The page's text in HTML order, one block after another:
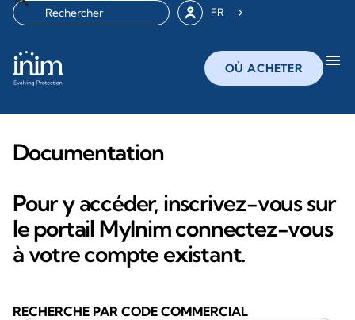
FR
OÙ ACHETER menu
Documentation
Pour y accéder, inscrivez-vous sur
le portail MyInim connectez-vous
à votre compte existant.
RECHERCHE PAR CODE COMMERCIAL